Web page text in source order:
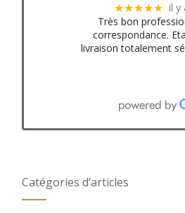
★★★★★ il y
Très bon
correspondance.
livraison totalement
Catégories d’articles